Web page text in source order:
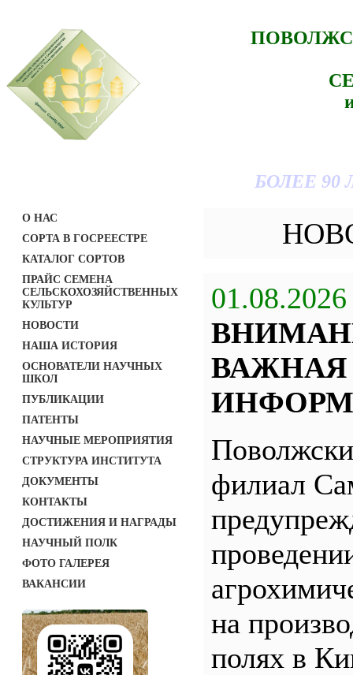
БОЛЕЕ
О НАС
СОРТА В ГОСРЕЕСТРЕ
КАТАЛОГ СОРТОВ
ПРАЙС СЕМЕНА
СЕЛЬСКОХОЗЯЙСТВЕННЫХ
КУЛЬТУР
НОВОСТИ
НАША ИСТОРИЯ
ОСНОВАТЕЛИ НАУЧНЫХ
ШКОЛ
ПУБЛИКАЦИИ
ПАТЕНТЫ
НАУЧНЫЕ МЕРОПРИЯТИЯ
СТРУКТУРА ИНСТИТУТА
ДОКУМЕНТЫ
КОНТАКТЫ
ДОСТИЖЕНИЯ И НАГРАДЫ
НАУЧНЫЙ ПОЛК
ФОТО ГАЛЕРЕЯ
ВАКАНСИИ
01.08.2026
ВАЖНАЯ
филиал
на
полях в